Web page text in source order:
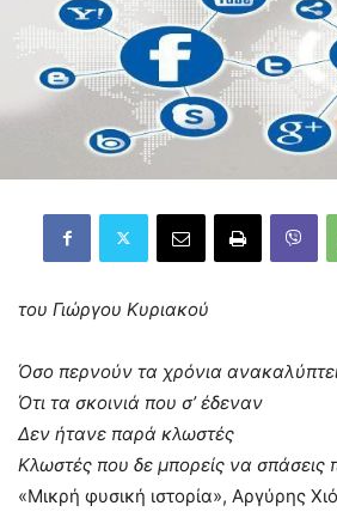
του Γιώργου Κυριακού
Όσο περνούν τα χρόνια
Ότι τα σκοινιά που σ’ έδεναν
Δεν ήτανε παρά κλωστές
Κλωστές που δε μπορείς να σπάσεις
«Μικρή φυσική ιστορία», Αργύρης